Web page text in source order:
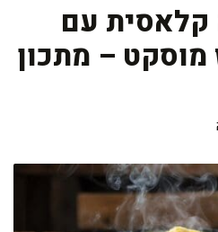
קלאסית עם
מוסקט – מתכון